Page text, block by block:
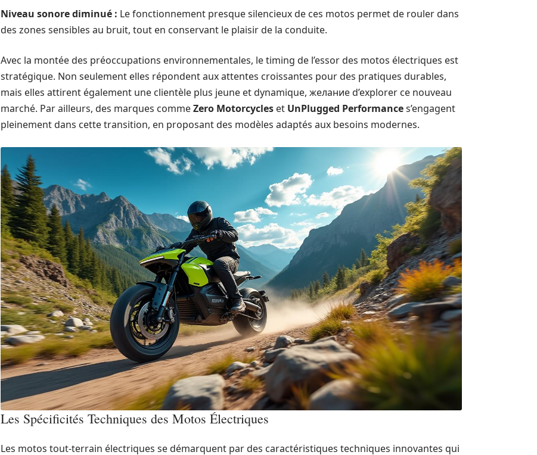
Niveau sonore diminué : Le fonctionnement presque silencieux de ces motos permet de rouler dans
des zones sensibles au bruit, tout en conservant le plaisir de la conduite.
Avec la montée des préoccupations environnementales, le timing de l’essor des motos électriques est
stratégique. Non seulement elles répondent aux attentes croissantes pour des pratiques durables,
mais elles attirent également une clientèle plus jeune et dynamique, желание d’explorer ce nouveau
marché. Par ailleurs, des marques commeZero Motorcycles et UnPlugged Performances’engagent
pleinement dans cette transition, en proposant des modèles adaptés aux besoins modernes.
Les Spécificités Techniques des Motos Électriques
Les motos tout-terrain électriques se démarquent par des caractéristiques techniques innovantes qui